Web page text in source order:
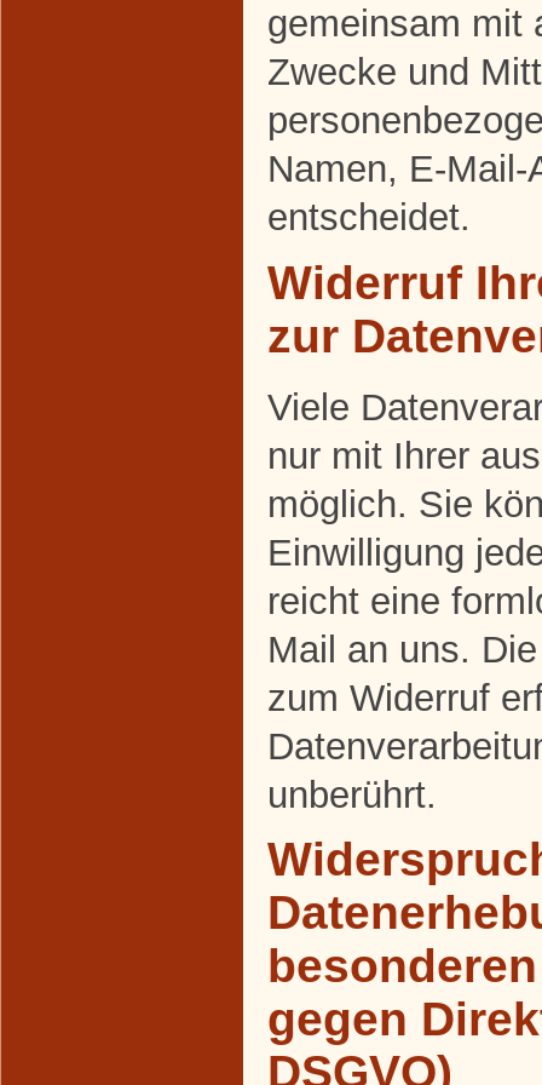
gemeinsam mit
Zwecke und
Namen, E-
entscheidet.
Widerruf
zur
Viele
nur mit Ihrer
möglich. Sie
Einwilligung
reicht eine
Mail an uns.
zum Widerruf
unberührt.
gegen
DSGVO)